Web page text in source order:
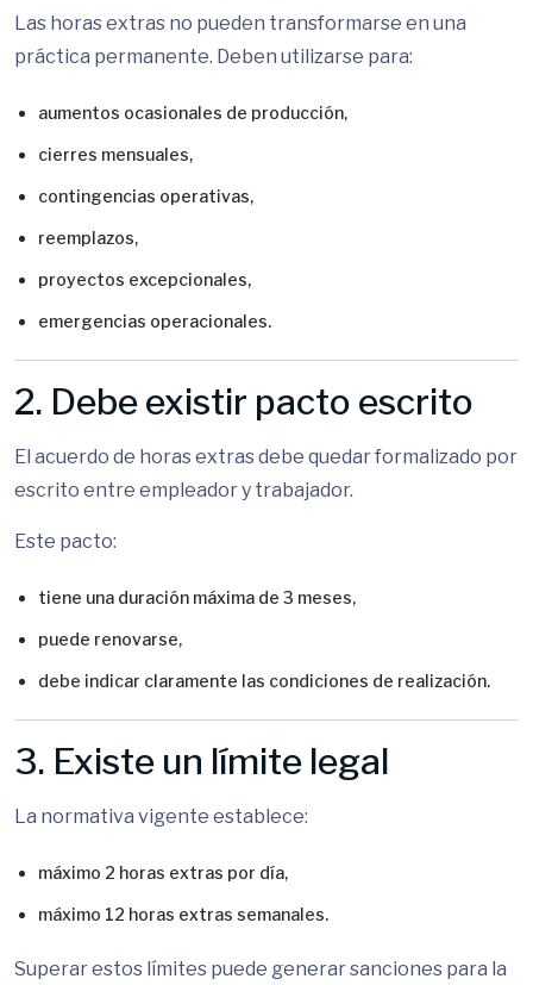
Las horas extras no pueden transformarse en una
práctica permanente. Deben utilizarse para:
aumentos ocasionales de producción,
cierres mensuales,
contingencias operativas,
reemplazos,
proyectos excepcionales,
emergencias operacionales.
2. Debe existir pacto escrito
El acuerdo de horas extras debe quedar formalizado por
escrito entre empleador y trabajador.
Este pacto:
tiene una duración máxima de 3 meses,
puede renovarse,
debe indicar claramente las condiciones de realización.
3. Existe un límite legal
La normativa vigente establece:
máximo 2 horas extras por día,
máximo 12 horas extras semanales.
Superar estos límites puede generar sanciones para la